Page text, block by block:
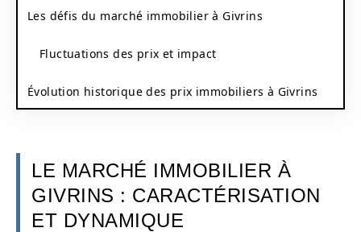
Les défis du marché immobilier à Givrins
Fluctuations des prix et impact
Évolution historique des prix immobiliers à Givrins
LE MARCHÉ IMMOBILIER À
GIVRINS : CARACTÉRISATION
ET DYNAMIQUE